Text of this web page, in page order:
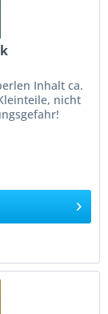
Inhalt ca.
nicht